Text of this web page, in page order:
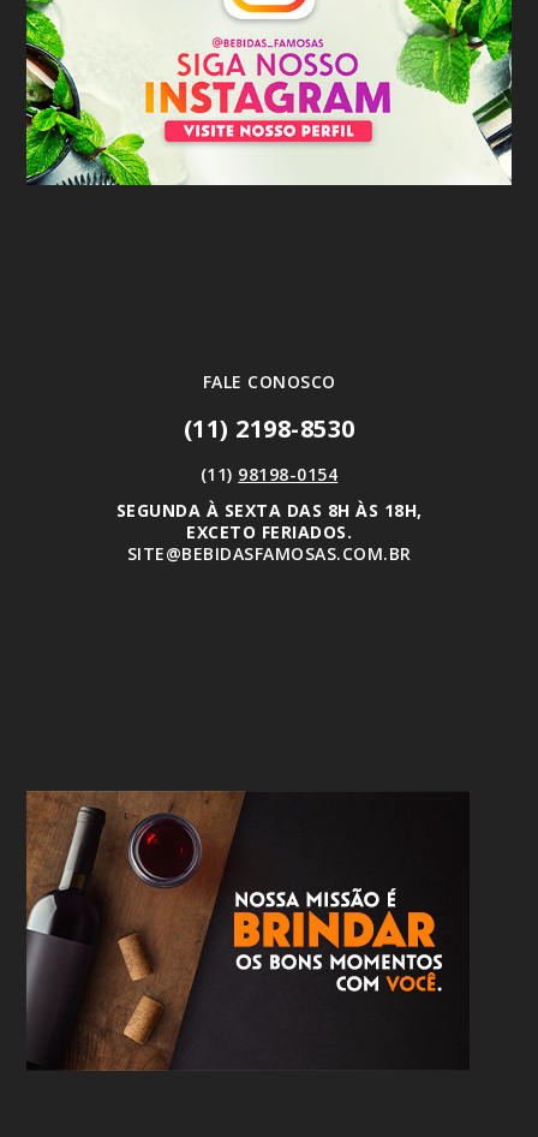
FALE CONOSCO
(11) 2198-8530
(11) 98198-0154
SEGUNDA À SEXTA DAS 8H ÀS 18H,
EXCETO FERIADOS.
SITE@BEBIDASFAMOSAS.COM.BR